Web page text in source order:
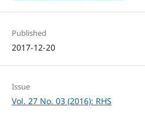
Published
2017-12-20
Issue
Vol. 27 No. 03 (2016): RHS